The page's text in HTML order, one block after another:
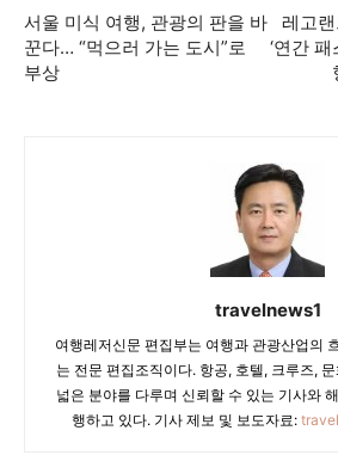
서울 미식 여행, 관광의 판을 바
꾼다… “먹으러 가는 도시”로
부상
레고
‘연간
travelnews1
여행레저신문 편집부는 여행과 관광산업의
는 전문 편집조직이다. 항공, 호텔, 크루즈,
넓은 분야를 다루며 신뢰할 수 있는 기사와
행하고 있다. 기사 제보 및 보도자료: